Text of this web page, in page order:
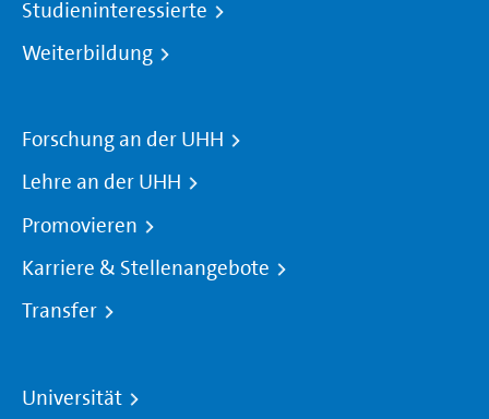
Studieninteressierte
Weiterbildung
Forschung an der UHH
Lehre an der UHH
Promovieren
Karriere & Stellenangebote
Transfer
Universität